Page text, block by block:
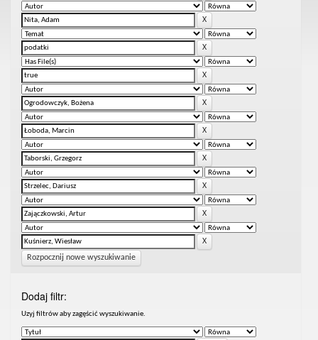
Rozpocznij nowe wyszukiwanie
Dodaj filtr:
Uzyj filtrów aby zagęścić wyszukiwanie.